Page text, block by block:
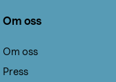
Om oss
Om oss
Press